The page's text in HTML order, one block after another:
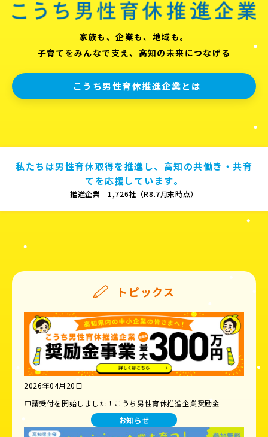
家族も、企業も、地域も。
子育てをみんなで支え、高知の未来につなげる
こうち男性育休推進企業とは
私たちは男性育休取得を推進し、高知の共働き・共育
てを応援しています。
推進企業 1,726社（R8.7月末時点）
トピックス
2026年04月20日
申請受付を開始しました！こうち男性育休推進企業奨励金
お知らせ